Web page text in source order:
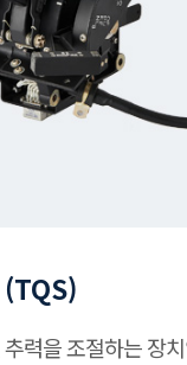
력을 조절하는 장